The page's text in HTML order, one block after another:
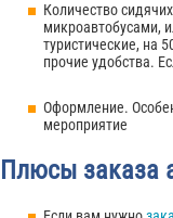
Количество
микроавтобусами,
туристические, на
прочие удобства.
Оформление.
мероприятие
Плюсы заказа